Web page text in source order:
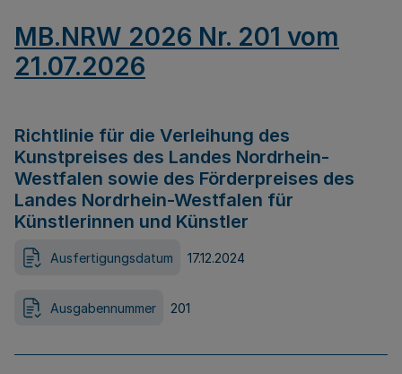
MB.NRW 2026 Nr. 201 vom
21.07.2026
Richtlinie für die Verleihung des
Kunstpreises des Landes Nordrhein-
Westfalen sowie des Förderpreises des
Landes Nordrhein-Westfalen für
Künstlerinnen und Künstler
Ausfertigungsdatum 17.12.2024
Ausgabennummer 201